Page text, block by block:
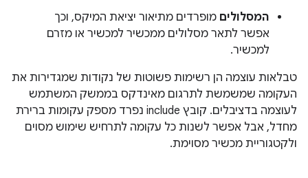
המסלולים מופרדים מתיאור יציאת המיקס, וכך
אפשר לתאר מסלולים ממכשיר למכשיר או מזרם
למכשיר.
טבלאות עוצמה הן רשימות פשוטות של נקודות שמגדירות את
העקומה שמשמשת לתרגום מאינדקס בממשק המשתמש
לעוצמה בדציבלים. קובץ include נפרד מספק עקומות ברירת
מחדל, אבל אפשר לשנות כל עקומה לתרחיש שימוש מסוים
ולקטגוריית מכשיר מסוימת.